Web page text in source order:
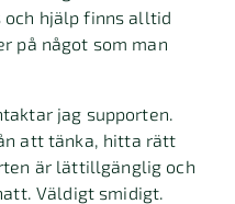
och hjälp finns alltid
på något som man
jag supporten.
att tänka, hitta rätt
är lättillgänglig och
Väldigt smidigt.